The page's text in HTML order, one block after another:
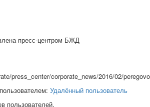
пресс-центром БЖД
press_center/corporate_news/2016/02/
Удалённый пользователь
пользователей.